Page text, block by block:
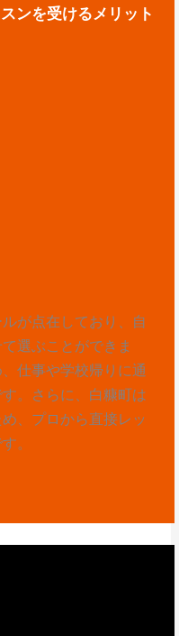
ンを受けるメリット
が点在しており、自
選ぶことができま
仕事や学校帰りに通
。さらに、白糠町は
、プロから直接レッ
。